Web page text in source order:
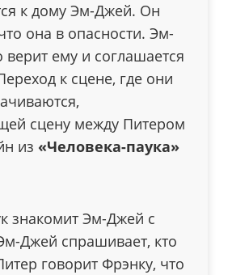
к дому Эм-Джей. Он
она в опасности. Эм-
ему и соглашается
к сцене, где они
сцену между Питером
из «Человека-паука»
знакомит Эм-Джей с
Джей спрашивает, кто
говорит Фрэнку, что